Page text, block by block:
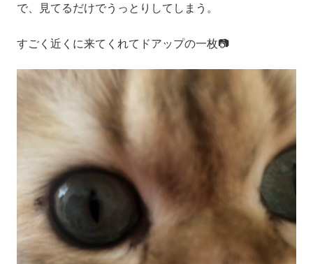
で、見てるだけでうっとりしてしまう。
すごく近くに来てくれてドアップの一枚📷